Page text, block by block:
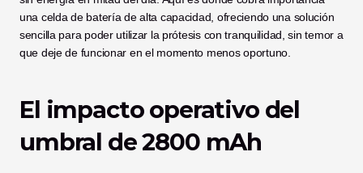
una celda de batería de alta capacidad, ofreciendo una solución
sencilla para poder utilizar la prótesis con tranquilidad, sin temor a
que deje de funcionar en el momento menos oportuno.
El impacto operativo del
umbral de 2800 mAh